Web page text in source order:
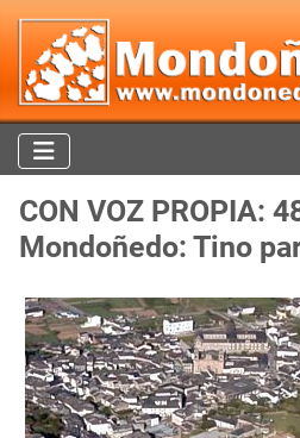
CON VOZ PROPIA:
Mondoñedo: Tino